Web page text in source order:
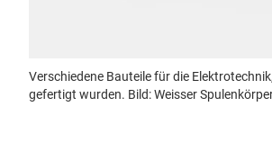
Verschiedene Bauteile für die
gefertigt wurden. Bild: Weisser